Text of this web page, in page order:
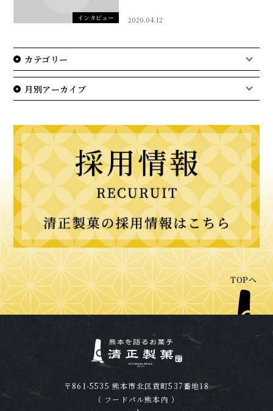
インタビュー 2020.04.12
カテゴリー
月別アーカイブ
TOPへ
熊本を語るお菓子 清
〒861-5535 熊本市北区貢町537番地18
（ フードパル熊本内 ）